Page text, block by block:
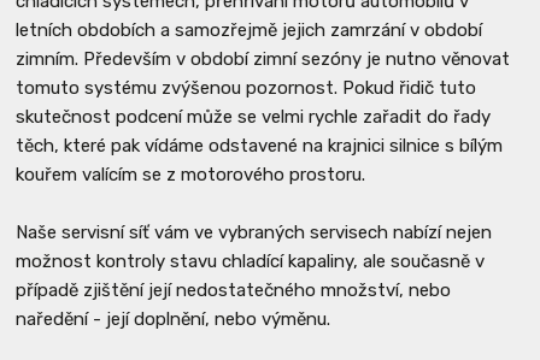
letních obdobích a samozřejmě jejich zamrzání v období
zimním. Především v období zimní sezóny je nutno věnovat
tomuto systému zvýšenou pozornost. Pokud řidič tuto
skutečnost podcení může se velmi rychle zařadit do řady
těch, které pak vídáme odstavené na krajnici silnice s bílým
kouřem valícím se z motorového prostoru.
Naše servisní síť vám ve vybraných servisech nabízí nejen
možnost kontroly stavu chladící kapaliny, ale současně v
případě zjištění její nedostatečného množství, nebo
naředění - její doplnění, nebo výměnu.